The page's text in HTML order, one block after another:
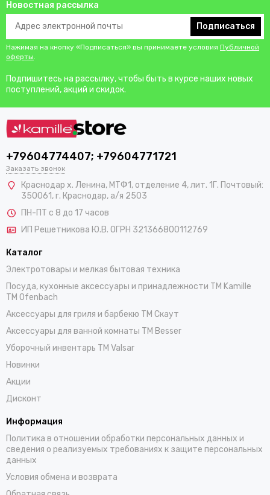
Новостная рассылка
Подписаться
Нажимая на кнопку «Подписаться» вы принимаете условия Публичной
оферты.
Подпишитесь на рассылку, чтобы быть в курсе наших новых
поступлений, акций и скидок.
+79604774407; +79604771721
Заказать звонок
Краснодар х. Ленина, МТФ1, отделение 4, лит. 1Г. Почтовый:
350061, г. Краснодар, а/я 2503
ПН-ПТ с 8 до 17 часов
ИП Решетникова Ю.В. ОГРН 321366800112769
Каталог
Электротовары и мелкая бытовая техника
Посуда, кухонные аксессуары и принадлежности TM Kamille
TM Ofenbach
Аксессуары для гриля и барбекю TM Скаут
Аксессуары для ванной комнаты TM Besser
Уборочный инвентарь TM Valsar
Новинки
Акции
Дисконт
Информация
Политика в отношении обработки персональных данных и
сведения о реализуемых требованиях к защите персональных
данных
Условия обмена и возврата